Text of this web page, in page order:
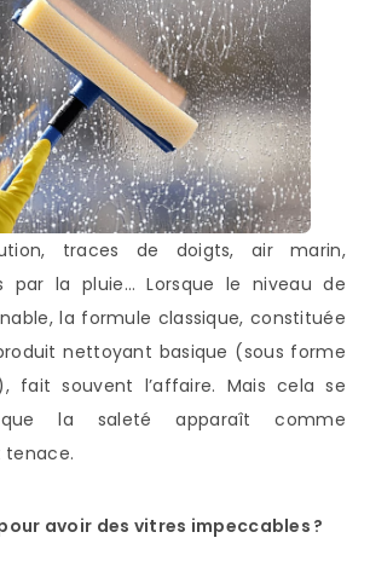
traces de doigts, air marin,
par la pluie… Lorsque le niveau de
la formule classique, constituée
nettoyant basique (sous forme
fait souvent l’affaire. Mais cela se
la saleté apparaît comme
avoir des vitres impeccables ?